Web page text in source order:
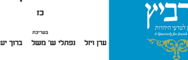
שרית שלו-עיני
נאה נפתלי ש' משל